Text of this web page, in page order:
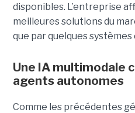
disponibles. L’entreprise
meilleures solutions du
que par quelques systèmes
Une IA multimodale
agents autonomes
Comme les précédentes